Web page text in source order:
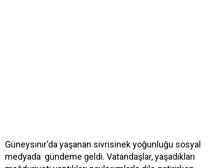
Güneysınır'da yaşanan sivrisinek yoğunluğu sosyal
medyada gündeme geldi. Vatandaşlar, yaşadıkları